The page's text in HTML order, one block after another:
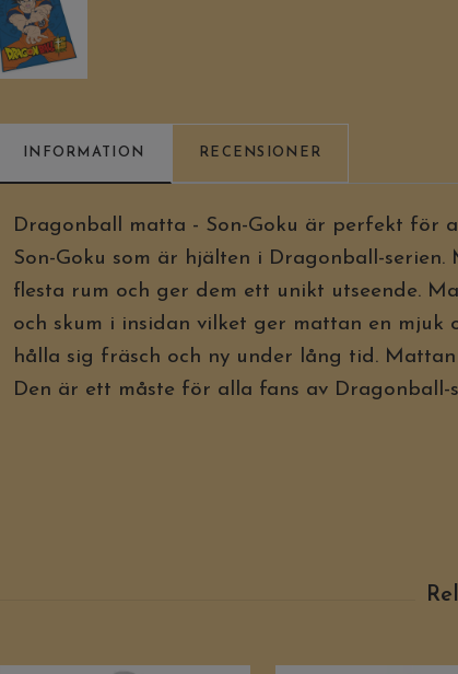
INFORMATION RECENSIONER
Dragonball matta - Son-Goku är perfekt för
Son-Goku som är hjälten i Dragonball-
flesta rum och ger dem ett unikt utseende.
och skum i insidan vilket ger mattan en
hålla sig fräsch och ny under lång tid.
Den är ett måste för alla fans av Dragonball-